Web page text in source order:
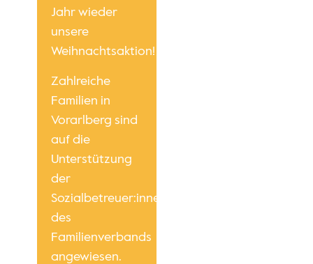
Jahr wieder
unsere
Weihnachtsaktion!
Zahlreiche
Familien in
Vorarlberg sind
auf die
Unterstützung
der
Sozialbetreuer:innen
des
Familienverbands
angewiesen.